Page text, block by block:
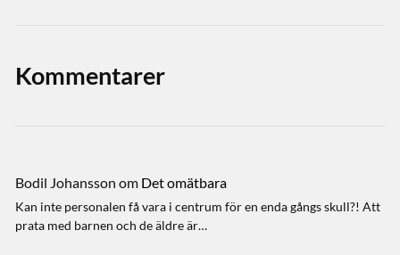
Kommentarer
Bodil Johansson om Det omätbara
Kan inte personalen få vara i centrum för en enda gångs skull?! Att
prata med barnen och de äldre är…